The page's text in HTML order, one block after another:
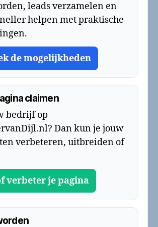
leads verzamelen en
helpen met praktische
de mogelijkheden
claimen
bedrijf op
Dan kun je jouw
verbeteren, uitbreiden of
verbeter je pagina